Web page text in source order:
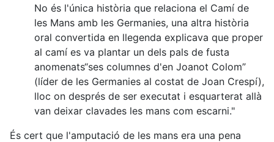
No és l'única història que relaciona el Camí de
les Mans amb les Germanies, una altra història
oral convertida en llegenda explicava que proper
al camí es va plantar un dels pals de fusta
anomenats“ses columnes d'en Joanot Colom”
(líder de les Germanies al costat de Joan Crespí),
lloc on després de ser executat i esquarterat allà
van deixar clavades les mans com escarni."
És cert que l'amputació de les mans era una pena